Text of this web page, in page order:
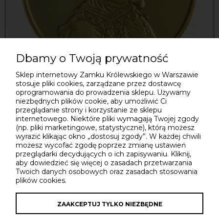
Pamiątkowy medal z wizerunkiem Zygmunta III
Wazy
Zamek Królewski
20,00 zł
Do koszyka
MOJE KONTO
INFORMACJE
Dbamy o Twoją prywatność
Sklep internetowy Zamku Królewskiego w Warszawie
stosuje pliki cookies, zarządzane przez dostawcę
oprogramowania do prowadzenia sklepu. Używamy
niezbędnych plików cookie, aby umożliwić Ci
przeglądanie strony i korzystanie ze sklepu
internetowego. Niektóre pliki wymagają Twojej zgody
(np. pliki marketingowe, statystyczne), którą możesz
wyrazić klikając okno „dostosuj zgody”. W każdej chwili
możesz wycofać zgodę poprzez zmianę ustawień
przeglądarki decydujących o ich zapisywaniu. Kliknij,
aby dowiedzieć się więcej o zasadach przetwarzania
Twoich danych osobowych oraz zasadach stosowania
plików cookies.
ZAAKCEPTUJ TYLKO NIEZBĘDNE